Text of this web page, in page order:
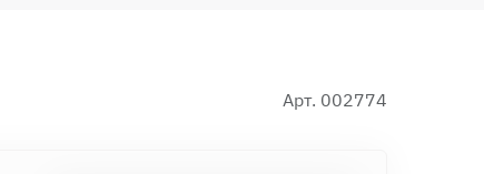
Арт. 002774